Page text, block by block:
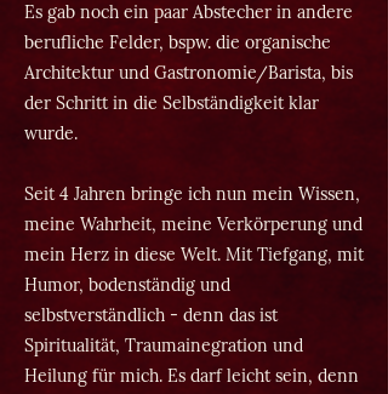
Es gab noch ein paar Abstecher in andere
berufliche Felder, bspw. die organische
Architektur und Gastronomie/Barista, bis
der Schritt in die Selbständigkeit klar
wurde.
Seit 4 Jahren bringe ich nun mein Wissen,
meine Wahrheit, meine Verkörperung und
mein Herz in diese Welt. Mit Tiefgang, mit
Humor, bodenständig und
selbstverständlich - denn das ist
Spiritualität, Traumainegration und
Heilung für mich. Es darf leicht sein, denn